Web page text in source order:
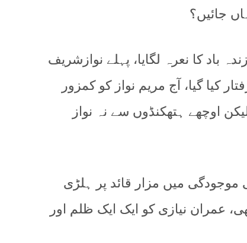
جائیں؟
باد کا نعرہ لگایا، پہلے نوازشریف
کیا گیا، آج مریم نواز کو کمزور
اوچھے ہتھکنڈوں سے نہ نواز
خان کی موجودگی میں مزار قائد پر ہلڑی
عمران نیازی کو ایک ایک ظلم اور